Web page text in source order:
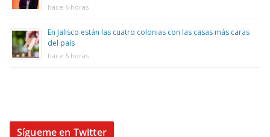
hace 6 horas
En Jalisco están las cuatro colonias con las casas más caras
del país
hace 6 horas
Sígueme en Twitter